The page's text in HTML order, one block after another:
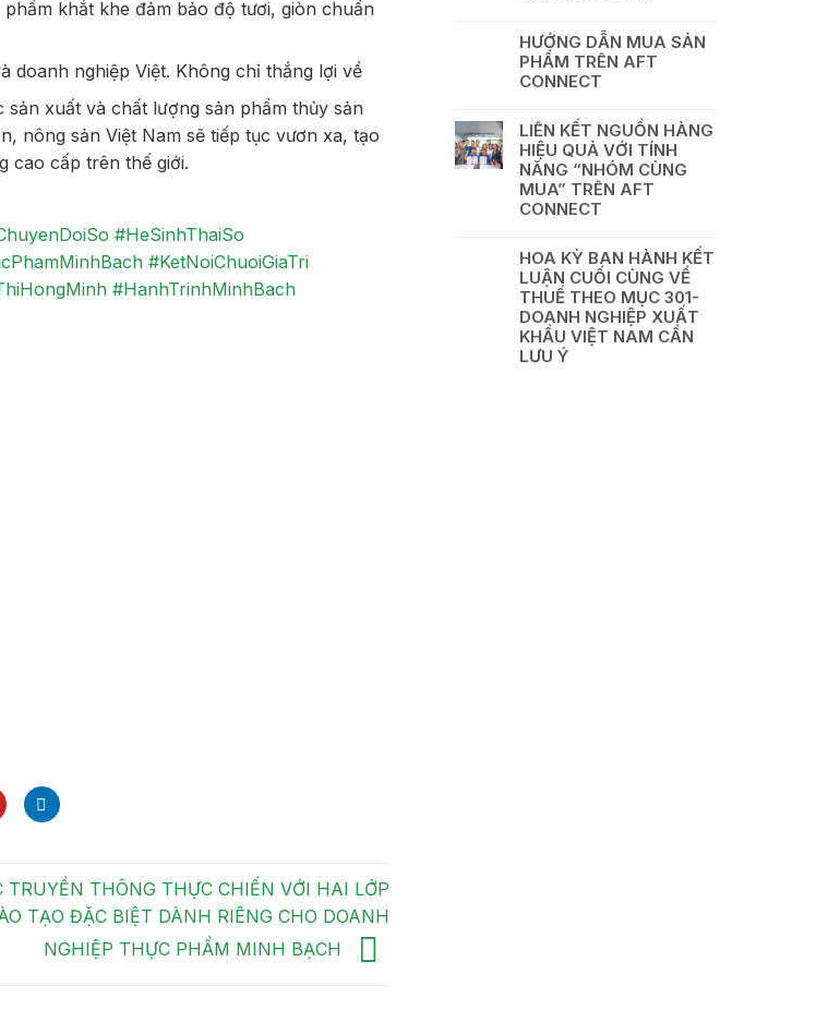
khắt khe đảm bảo độ tươi, giòn chuẩn
nghiệp Việt. Không chỉ thắng lợi về
xuất và chất lượng sản phẩm thủy sản
nông sản Việt Nam sẽ tiếp tục vươn xa, tạo
cao cấp trên thế giới.
#HeSinhThaiSo
#KetNoiChuoiGiaTri
#HanhTrinhMinhBach
TRUYỀN THÔNG THỰC CHIẾN VỚI HAI LỚP
TẠO ĐẶC BIỆT DÀNH RIÊNG CHO DOANH
NGHIỆP THỰC PHẨM MINH BẠCH
HƯỚNG DẪN MUA SẢN
PHẨM TRÊN AFT
CONNECT
LIÊN KẾT NGUỒN HÀNG
HIỆU QUẢ VỚI TÍNH
NĂNG “NHÓM CÙNG
MUA” TRÊN AFT
CONNECT
HOA KỲ BAN HÀNH KẾT
LUẬN CUỐI CÙNG VỀ
THUẾ THEO MỤC 301-
DOANH NGHIỆP XUẤT
KHẨU VIỆT NAM CẦN
LƯU Ý